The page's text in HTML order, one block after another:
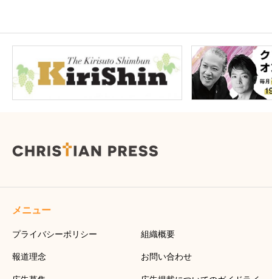
メニュー
プライバシーポリシー 組織概要
報道理念 お問い合わせ